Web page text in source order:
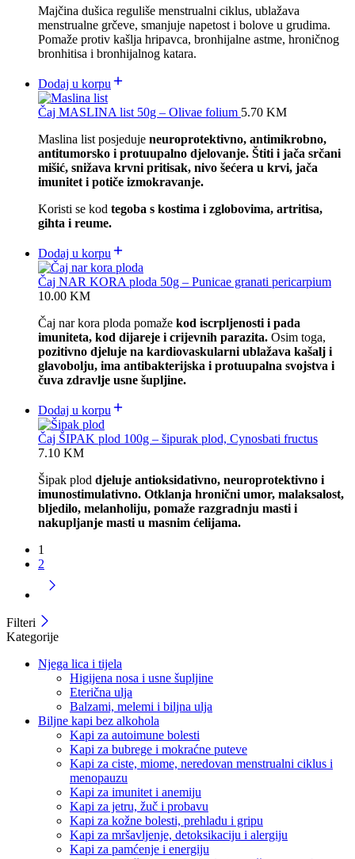
Majčina dušica reguliše menstrualni ciklus, ublažava
menstrualne grčeve, smanjuje napetost i bolove u grudima.
Pomaže protiv kašlja hripavca, bronhijalne astme, hroničnog
bronhitisa i bronhijalnog katara.
Dodaj u korpu
Čaj MASLINA list 50g – Olivae folium 5.70 KM
Maslina list posjeduje neuroprotektivno, antimikrobno,
antitumorsko i protuupalno djelovanje. Štiti i jača srčani
mišić, snižava krvni pritisak, nivo šećera u krvi, jača
imunitet i potiče izmokravanje.
Koristi se kod tegoba s kostima i zglobovima, artritisa,
gihta i reume.
Dodaj u korpu
Čaj NAR KORA ploda 50g – Punicae granati pericarpium
10.00 KM
Čaj nar kora ploda pomaže kod iscrpljenosti i pada
imuniteta, kod dijareje i crijevnih parazita. Osim toga,
pozitivno djeluje na kardiovaskularniublažava kašalj i
glavobolju, ima antibakterijska i protuupalna svojstva i
čuva zdravlje usne šupljine.
Dodaj u korpu
Čaj ŠIPAK plod 100g – šipurak plod, Cynosbati fructus
7.10 KM
Šipak plod djeluje antioksidativno, neuroprotektivno i
imunostimulativno. Otklanja hronični umor, malaksalost,
bljedilo, melanholiju, pomaže razgradnju masti i
nakupljanje masti u masnim ćelijama.
1
2
Filteri
Kategorije
Njega lica i tijela
Higijena nosa i usne šupljine
Eterična ulja
Balzami, melemi i biljna ulja
Biljne kapi bez alkohola
Kapi za autoimune bolesti
Kapi za bubrege i mokraćne puteve
Kapi za ciste, miome, neredovan menstrualni ciklus i
menopauzu
Kapi za imunitet i anemiju
Kapi za jetru, žuč i probavu
Kapi za kožne bolesti, prehladu i gripu
Kapi za mršavljenje, detoksikaciju i alergiju
Kapi za pamćenje i energiju